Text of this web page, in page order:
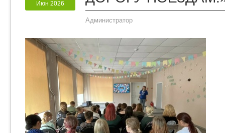
Июн 2026
Администратор